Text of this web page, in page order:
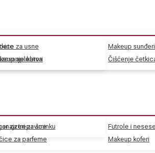
obrva
za trepavice
za usne
aplikatori
Makeup sunđeri
Čišćenje
za šminku
za parfeme
Futrole i
Makeup koferi